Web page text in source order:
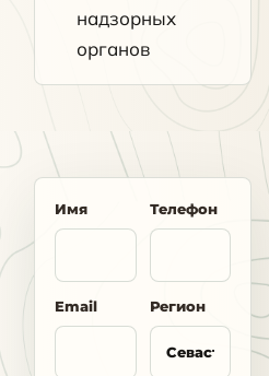
надзорных
органов
Имя Телефон
Email Регион